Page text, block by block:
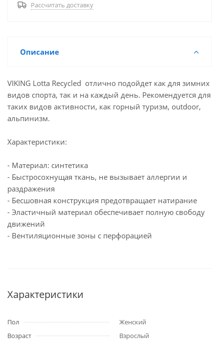
Рассчитать доставку
Описание
VIKING Lotta Recycled отлично подойдет как для зимних
видов спорта, так и на каждый день. Рекомендуется для
таких видов активности, как горный туризм, outdoor,
альпинизм.
Характеристики:
- Материал: синтетика
- Быстросохнущая ткань, не вызывает аллергии и
раздражения
- Бесшовная конструкция предотвращает натирание
- Эластичный материал обеспечивает полную свободу
движений
- Вентиляционные зоны с перфорацией
Характеристики
Пол
Женский
Возраст
Взрослый